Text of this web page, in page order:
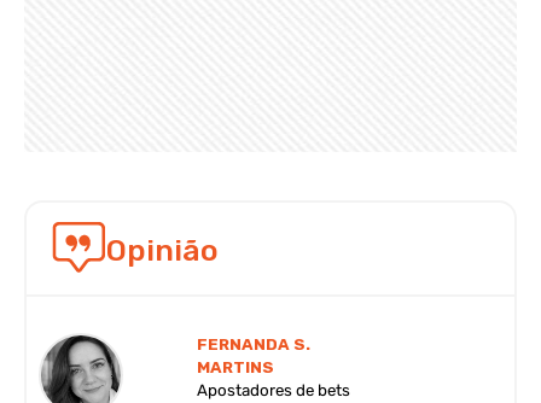
Opinião
FERNANDA S.
MARTINS
Apostadores de bets